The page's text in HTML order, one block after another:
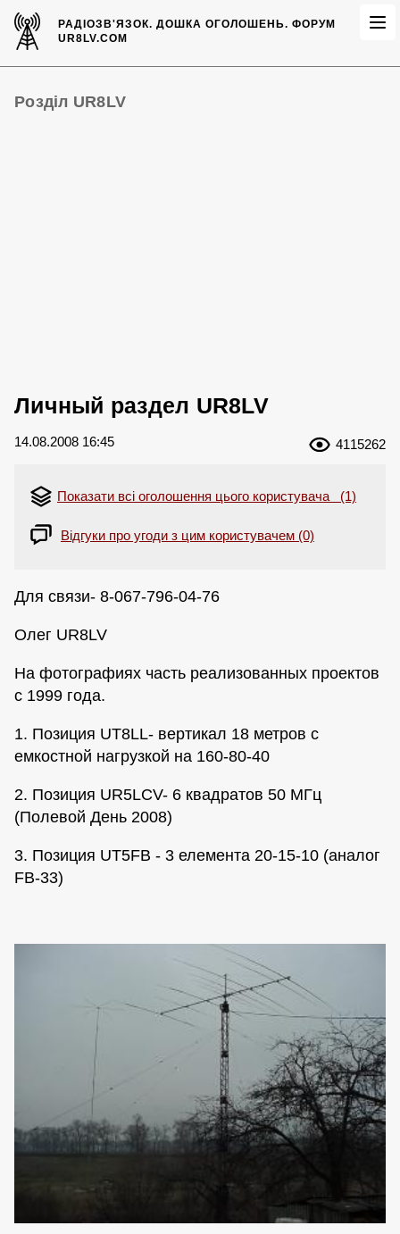
РАДІОЗВ'ЯЗОК.ДОШКА ОГОЛОШЕНЬ. ФОРУМ
UR8LV.COM
Розділ UR8LV
Личный раздел UR8LV
14.08.2008 16:45 4115262
Показати всі оголошення цього користувача (1)
Відгуки про угоди з цим користувачем (0)
Для связи- 8-067-796-04-76
Олег UR8LV
На фотографиях часть реализованных проектов
с 1999 года.
1. Позиция UT8LL- вертикал 18 метров с
емкостной нагрузкой на 160-80-40
2. Позиция UR5LCV- 6 квадратов 50 МГц
(Полевой День 2008)
3. Позиция UT5FB - 3 елемента 20-15-10 (аналог
FB-33)